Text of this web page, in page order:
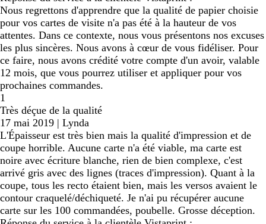
Nous regrettons d'apprendre que la qualité de papier choisie
pour vos cartes de visite n'a pas été à la hauteur de vos
attentes. Dans ce contexte, nous vous présentons nos excuses
les plus sincères. Nous avons à cœur de vous fidéliser. Pour
ce faire, nous avons crédité votre compte d'un avoir, valable
12 mois, que vous pourrez utiliser et appliquer pour vos
prochaines commandes.
1
Très déçue de la qualité
17 mai 2019 | Lynda
L'Épaisseur est très bien mais la qualité d'impression et de
coupe horrible. Aucune carte n'a été viable, ma carte est
noire avec écriture blanche, rien de bien complexe, c'est
arrivé gris avec des lignes (traces d'impression). Quant à la
coupe, tous les recto étaient bien, mais les versos avaient le
contour craquelé/déchiqueté. Je n'ai pu récupérer aucune
carte sur les 100 commandées, poubelle. Grosse déception.